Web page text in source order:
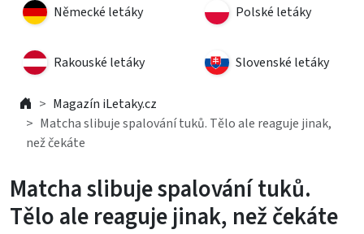
Německé letáky Polské letáky
Rakouské letáky Slovenské letáky
Magazín iLetaky.cz
Matcha slibuje spalování tuků. Tělo ale reaguje jinak,
než čekáte
Matcha slibuje spalování tuků.
Tělo ale reaguje jinak, než čekáte